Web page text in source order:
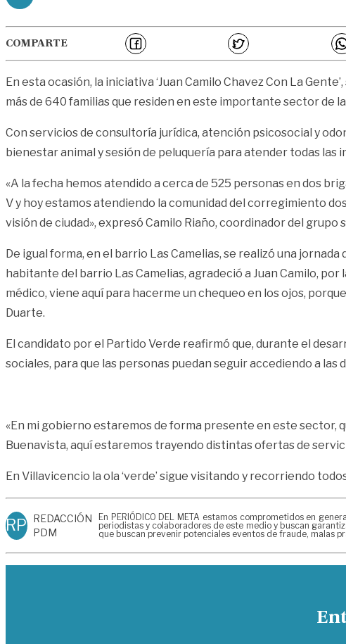
COMPARTE
En esta ocasión, la iniciativa ‘Juan Camilo Chavez Con La
más de 640 familias que residen en este importante sector de
Con servicios de consultoría jurídica, atención psicosocial y
bienestar animal y sesión de peluquería para atender todas
«A la fecha hemos atendido a cerca de 525 personas en dos
V y hoy estamos atendiendo la comunidad del corregimiento
visión de ciudad», expresó Camilo Riaño, coordinador del grupo
De igual forma, en el barrio Las Camelias, se realizó una
habitante del barrio Las Camelias, agradeció a Juan Camilo,
médico, viene aquí para hacerme un chequeo en los ojos,
Duarte.
El candidato por el Partido Verde reafirmó que, durante el
sociales, para que las personas puedan seguir accediendo a
«En mi gobierno estaremos de forma presente en este sector,
Buenavista, aquí estaremos trayendo distintas ofertas de
En Villavicencio la ola ‘verde’ sigue visitando y recorriendo
RP REDACCIÓN
PDM
En PERIÓDICO DEL META estamos comprometidos en
periodistas y colaboradores de este medio y buscan
que buscan prevenir potenciales eventos de fraude, malas